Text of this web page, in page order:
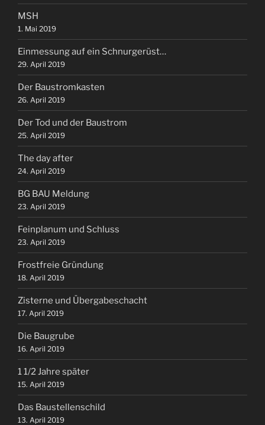
MSH
1. Mai 2019
Einmessung auf ein Schnurgerüst…
29. April 2019
Der Baustromkasten
26. April 2019
Der Tod und der Baustrom
25. April 2019
The day after
24. April 2019
BG BAU Meldung
23. April 2019
Feinplanum und Schluss
23. April 2019
Frostfreie Gründung
18. April 2019
Zisterne und Übergabeschacht
17. April 2019
Die Baugrube
16. April 2019
1 1/2 Jahre später
15. April 2019
Das Baustellenschild
13. April 2019